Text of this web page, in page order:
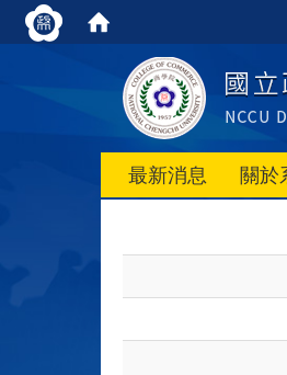
最新消息 關於